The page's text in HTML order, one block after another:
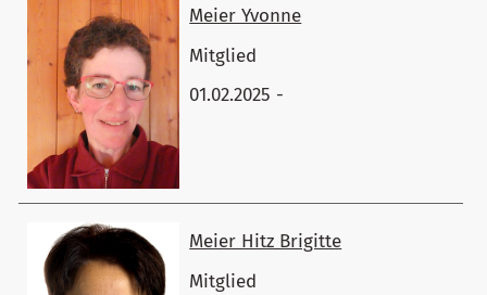
Meier ​Yvonne
Mitglied
01.02.2025 -
Meier Hitz ​Brigitte
Mitglied